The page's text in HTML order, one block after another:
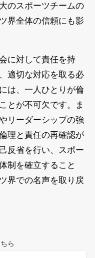
のスポーツチームの
界全体の信頼にも影
に対して責任を持
適切な対応を取る必
は、一人ひとりが倫
とが不可欠です。ま
リーダーシップの強
理と責任の再確認が
反省を行い、スポー
制を確立すること
界での名声を取り戻
ら